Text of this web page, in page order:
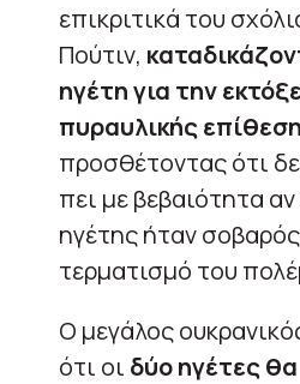
επικριτικά του
Πούτιν,
ηγέτη για την
πυραυλικής
προσθέτοντας ότι
πει με βεβαιότητα
ηγέτης ήταν
τερματισμό του
Ο μεγάλος
ότι οι δύο ηγέτες θα